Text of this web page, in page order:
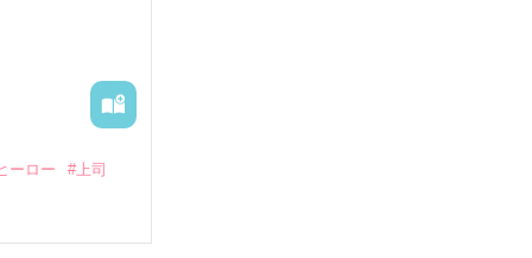
れた上、二
ーロー #上司